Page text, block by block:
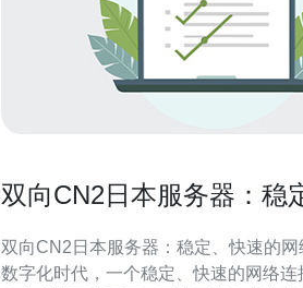
双向CN2日本服务器：稳
双向CN2日本服务器：稳定、快速的网络连
数字化时代，一个稳定、快速的网络连